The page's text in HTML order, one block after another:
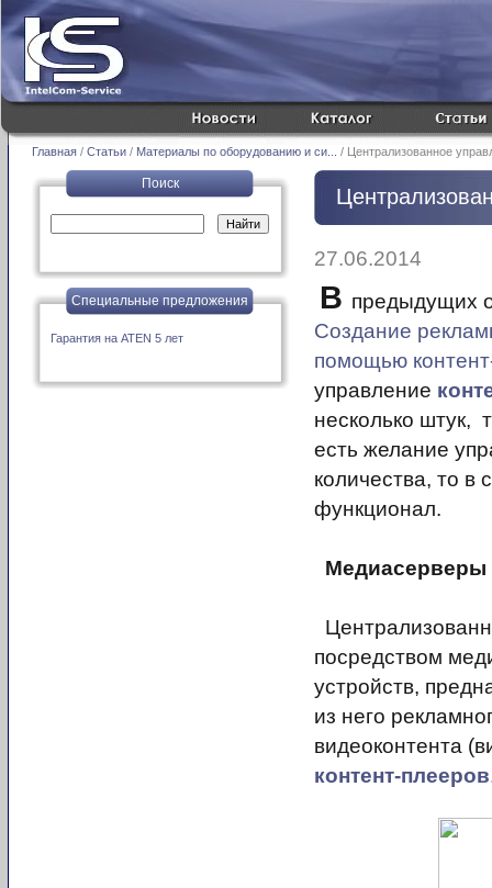
Главная / Статьи / Материалы по оборудованию и си... / Централизованное
Поиск
Специальные предложения
Гарантия на ATEN 5 лет
27.06.2014
В предыдущих
Создание
помощью
управление
несколько штук,
есть желание
количества, то в
функционал.
Медиасерверы
посредством
устройств,
из него
видеоконтента
контент-плееров